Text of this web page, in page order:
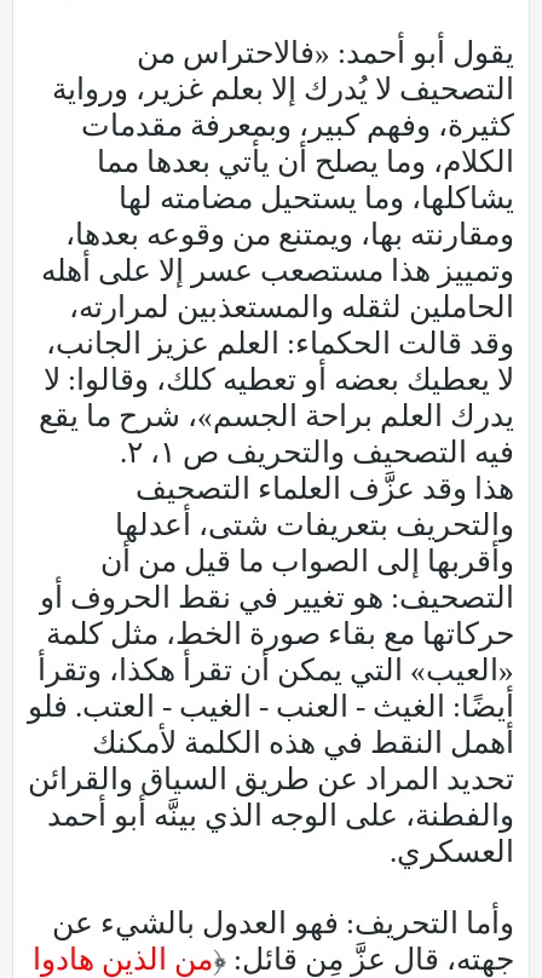
يقول أبو أحمد: «فالاحتراس من
التصحيف لا يُدرك إلا بعلم غزير، ورواية
كثيرة، وفهم كبير، وبمعرفة مقدمات
الكلام، وما يصلح أن يأتي بعدها مما
يشاكلها، وما يستحيل مضامته لها
ومقارنته بها، ويمتنع من وقوعه بعدها،
وتمييز هذا مستصعب عسر إلا على أهله
الحاملين لثقله والمستعذبين لمرارته،
وقد قالت الحكماء: العلم عزيز الجانب،
لا يعطيك بعضه أو تعطيه كلك، وقالوا: لا
يدرك العلم براحة الجسم»، شرح ما يقع
فيه التصحيف والتحريف ص ١، ٢.
هذا وقد عزَّف العلماء التصحيف
والتحريف بتعريفات شتى، أعدلها
وأقربها إلى الصواب ما قيل من أن
التصحيف: هو تغيير في نقط الحروف أو
حركاتها مع بقاء صورة الخط، مثل كلمة
«العيب» التي يمكن أن تقرأ هكذا، وتقرأ
أيضًا: الغيث - العنب - الغيب - العتب. فلو
أهمل النقط في هذه الكلمة لأمكنك
تحديد المراد عن طريق السياق والقرائن
والفطنة، على الوجه الذي بينَّه أبو أحمد
العسكري.
وأما التحريف: فهو العدول بالشيء عن
جهته، قال عزَّ مِن قائل: ﴿من الذين هادوا